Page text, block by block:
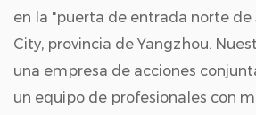
en la "puerta de entrada norte de
City, provincia de Yangzhou.
una empresa de acciones
un equipo de profesionales con